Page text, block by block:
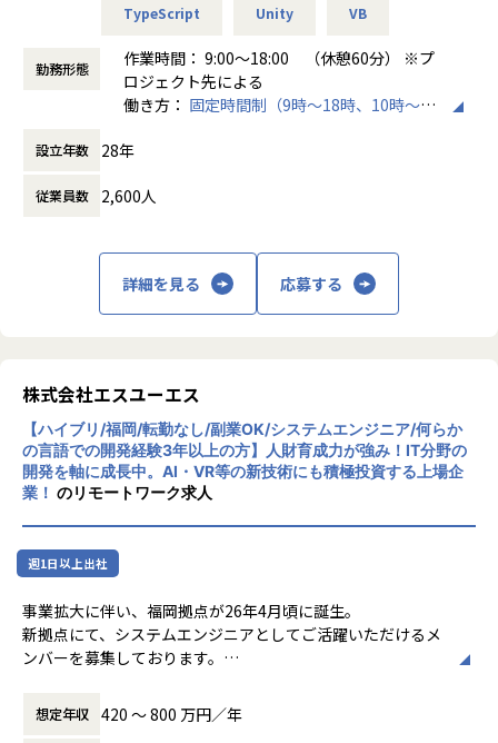
しいポイント♪
人部門）」に認定されました。
【業務の変更の範囲】
◎拠点の成長＝自身の成長を実感できる
任も可能です。
◎社員同士の距離の近さ
…意見を出しやすく、また成果がダイレクトに評価されや
1999年、2名から京都でスタートした当社。今では従業員約
売り上げ成長率を実現しました。
AR/VR/メタバース・AI・DX・IoT・ブロックチェーンなどの
最先端IT分野をはじめ、ソフトウェア・システム開発、機
【当社の魅力】
◎AI・AR/VR最先端分野が強み
他社に先駆けて最先端領域に注力しており、2019年にはAR/
VR戦略子会社やAI研究所を設立。また訓練・研修へのAR/VR
導入、製造現場でのAIの活用、不動産業界向けのVRモデルル
【社内の取り組み】全社員に有料AIツールの付与／XRアイデ
アソン／先端領域チャレンジ制度…全社員が最先端に携わる
機会があります！
◎大手案件多数！さらに受託や自社開発も！
約400社以上の優良企業とのお取引により多数の案件がある
ています。
TypeScript Unity VB
勤務形態
作業時間： 9:00～18:00 （休憩60分） ※プ
ロジェクト先による
働き方： 固定時間制（9時～18時、10時～19
時間外労働の有無： 有（月平均10時間）
設立年数 28年
従業員数 2,600人
詳細を見る 応募する
株式会社エスユーエス
【ハイブリ/福岡/転勤なし/副業OK/システムエンジニア/何らか
の言語での開発経験3年以上の方】人財育成力が強み！IT分野の
開発を軸に成長中。AI・VR等の新技術にも積極投資する上場企
業！ のリモートワーク求人
週1日以上出社
事業拡大に伴い、福岡拠点が26年4月頃に誕生。
新拠点にて、システムエンジニアとしてご活躍いただけるメ
ンバーを募集しております。
大手メーカーや大手Sierにて、システムエンジニアの業務を
お任せします。
想定年収 420 〜 800 万円／年